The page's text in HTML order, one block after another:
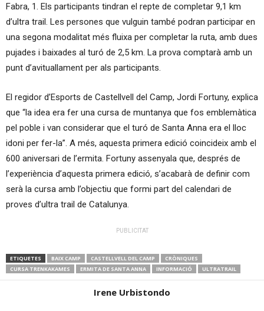
Fabra, 1. Els participants tindran el repte de completar 9,1 km
d’ultra trail. Les persones que vulguin també podran participar en
una segona modalitat més fluixa per completar la ruta, amb dues
pujades i baixades al turó de 2,5 km. La prova comptarà amb un
punt d’avituallament per als participants.
El regidor d’Esports de Castellvell del Camp, Jordi Fortuny, explica
que “la idea era fer una cursa de muntanya que fos emblemàtica
pel poble i van considerar que el turó de Santa Anna era el lloc
idoni per fer-la”. A més, aquesta primera edició coincideix amb el
600 aniversari de l’ermita. Fortuny assenyala que, després de
l’experiència d’aquesta primera edició, s’acabarà de definir com
serà la cursa amb l’objectiu que formi part del calendari de
proves d’ultra trail de Catalunya.
PUBLICITAT
ETIQUETES BAIX CAMP CASTELLVELL DEL CAMP
CRÒNIQUES
CURSA TRENKAKAMES
ERMITA DE SANTA ANNA INFORMACIÓ ULTRATRAIL
Irene Urbistondo